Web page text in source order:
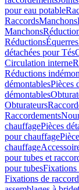
pour eau potable
RaccordsManchons
Manchons
RéductionsÉquerres
détachées pour Tés
Circulation interne
Réductions
démontablesPièces
démontables
Obturateurs
Raccordements
chauffagePièces
pour chauffage
chauffage
pour tubes et
pour tubesFixations
Fixations de